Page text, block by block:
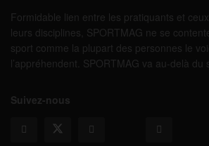
Formidable lien entre les pratiquants et
leurs disciplines, SPORTMAG ne se
sport comme la plupart des personnes le
l’appréhendent. SPORTMAG va au-delà du
Suivez-nous